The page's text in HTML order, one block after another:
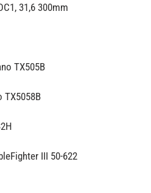
31,6 300mm
TX505B
TX5058B
III 50-622